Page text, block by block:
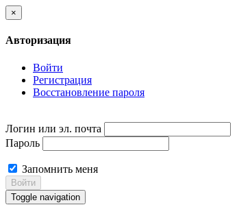
×
Авторизация
Войти
Регистрация
Восстановление пароля
Логин или эл. почта
Пароль
Запомнить меня
Войти
Toggle navigation